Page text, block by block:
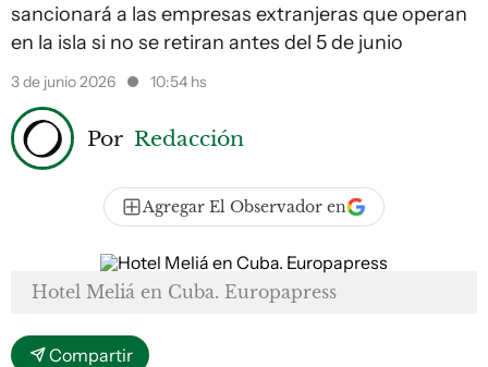
sancionará a las empresas extranjeras que operan
en la isla si no se retiran antes del 5 de junio
3 de junio 2026 10:54 hs
Por Redacción
Agregar El Observador en
Hotel Meliá en Cuba. Europapress
Compartir